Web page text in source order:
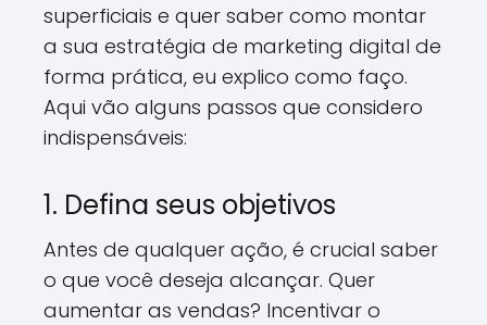
superficiais e quer saber como montar
a sua estratégia de marketing digital de
forma prática, eu explico como faço.
Aqui vão alguns passos que considero
indispensáveis:
1. Defina seus objetivos
Antes de qualquer ação, é crucial saber
o que você deseja alcançar. Quer
aumentar as vendas? Incentivar o